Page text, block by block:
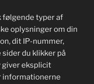
følgende typer af
oplysninger om din
dit IP-nummer,
du klikker på
giver eksplicit
informationerne